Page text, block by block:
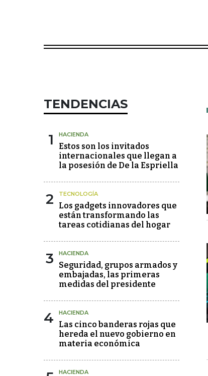
TENDENCIAS
1 HACIENDA
Estos son los invitados
internacionales que llegan a
la posesión de De la Espriella
2 TECNOLOGÍA
Los gadgets innovadores que
están transformando las
tareas cotidianas del hogar
3 HACIENDA
Seguridad, grupos armados y
embajadas, las primeras
medidas del presidente
4 HACIENDA
Las cinco banderas rojas que
hereda el nuevo gobierno en
materia económica
HACIENDA